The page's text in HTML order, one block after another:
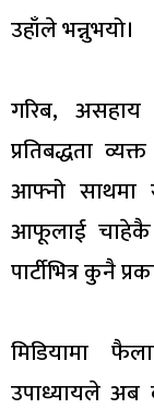
उहाँले भन्नुभयो।
गरिब,
प्रतिबद्धता
आफ्नो साथमा
आफूलाई चाहेकै
पार्टीभित्र कुनै
मिडियामा
उपाध्यायले अब